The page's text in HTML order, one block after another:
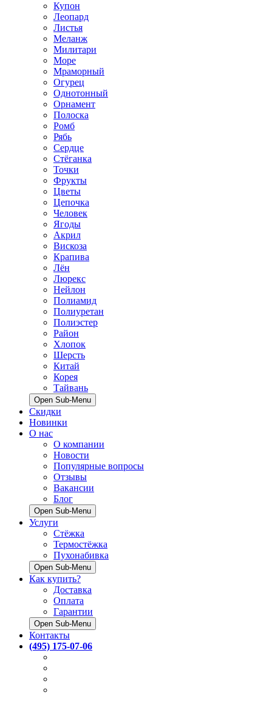
Купон
Леопард
Листья
Меланж
Милитари
Море
Мраморный
Огурец
Однотонный
Орнамент
Полоска
Ромб
Рябь
Сердце
Стёганка
Точки
Фрукты
Цветы
Цепочка
Человек
Ягоды
Акрил
Вискоза
Крапива
Лён
Люрекс
Нейлон
Полиамид
Полиуретан
Полиэстер
Район
Хлопок
Шерсть
Китай
Корея
Тайвань
Open Sub-Menu
Скидки
Новинки
О нас
О компании
Новости
Популярные вопросы
Отзывы
Вакансии
Блог
Open Sub-Menu
Услуги
Стёжка
Термостёжка
Пухонабивка
Open Sub-Menu
Как купить?
Доставка
Оплата
Гарантии
Open Sub-Menu
Контакты
(495) 175-07-06